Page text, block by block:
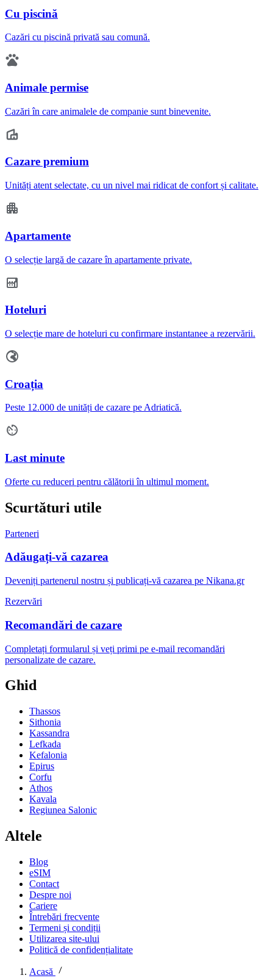
Cu piscină
Cazări cu piscină privată sau comună.
Animale permise
Cazări în care animalele de companie sunt binevenite.
Cazare premium
Unități atent selectate, cu un nivel mai ridicat de confort și calitate.
Apartamente
O selecție largă de cazare în apartamente private.
Hoteluri
O selecție mare de hoteluri cu confirmare instantanee a rezervării.
Croația
Peste 12.000 de unități de cazare pe Adriatică.
Last minute
Oferte cu reduceri pentru călătorii în ultimul moment.
Scurtături utile
Parteneri
Adăugați-vă cazarea
Deveniți partenerul nostru și publicați-vă cazarea pe Nikana.gr
Rezervări
Recomandări de cazare
Completați formularul și veți primi pe e-mail recomandări
personalizate de cazare.
Ghid
Thassos
Sithonia
Kassandra
Lefkada
Kefalonia
Epirus
Corfu
Athos
Kavala
Regiunea Salonic
Altele
Blog
eSIM
Contact
Despre noi
Cariere
Întrebări frecvente
Termeni și condiții
Utilizarea site-ului
Politică de confidențialitate
Acasă